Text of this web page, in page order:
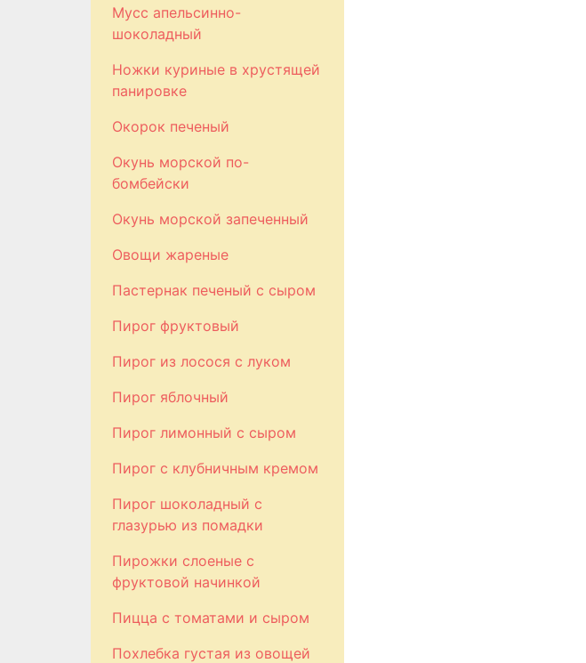
Мусс апельсинно-
шоколадный
Ножки куриные в хрустящей
панировке
Окорок печеный
Окунь морской по-
бомбейски
Окунь морской запеченный
Овощи жареные
Пастернак печеный с сыром
Пирог фруктовый
Пирог из лосося с луком
Пирог яблочный
Пирог лимонный с сыром
Пирог с клубничным кремом
Пирог шоколадный с
глазурью из помадки
Пирожки слоеные с
фруктовой начинкой
Пицца с томатами и сыром
Похлебка густая из овощей